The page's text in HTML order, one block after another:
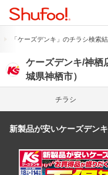
「ケーズデンキ」のチラシ検索
ケーズデンキ/神栖
城県神栖市）
チラシ
新製品が安いケーズデン